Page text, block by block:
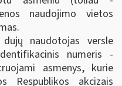
naudojimo vietos
naudotojas versle
numeris -
asmenys, kurie
Respublikos akcizais